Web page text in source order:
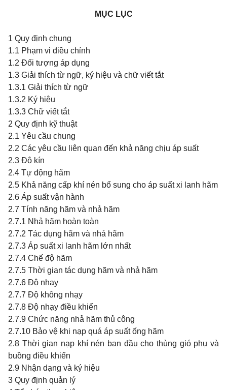
MỤC LỤC
1 Quy định chung
1.1 Phạm vi điều chỉnh
1.2 Đối tượng áp dụng
1.3 Giải thích từ ngữ, ký hiệu và chữ viết tắt
1.3.1 Giải thích từ ngữ
1.3.2 Ký hiệu
1.3.3 Chữ viết tắt
2 Quy định kỹ thuật
2.1 Yêu cầu chung
2.2 Các yêu cầu liên quan đến khả năng chịu áp suất
2.3 Độ kín
2.4 Tự động hãm
2.5 Khả năng cấp khí nén bổ sung cho áp suất xi lanh hãm
2.6 Áp suất vận hành
2.7 Tính năng hãm và nhả hãm
2.7.1 Nhả hãm hoàn toàn
2.7.2 Tác dụng hãm và nhả hãm
2.7.3 Áp suất xi lanh hãm lớn nhất
2.7.4 Chế độ hãm
2.7.5 Thời gian tác dụng hãm và nhả hãm
2.7.6 Độ nhạy
2.7.7 Độ không nhạy
2.7.8 Độ nhạy điều khiển
2.7.9 Chức năng nhả hãm thủ công
2.7.10 Bảo vệ khi nạp quá áp suất ống hãm
2.8 Thời gian nạp khí nén ban đầu cho thùng gió phụ và
buồng điều khiển
2.9 Nhận dạng và ký hiệu
3 Quy định quản lý